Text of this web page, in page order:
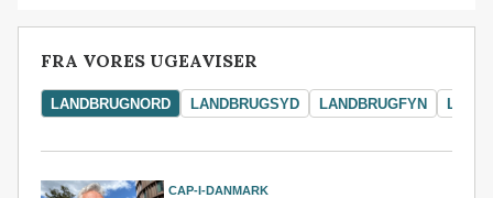
FRA VORES UGEAVISER
LANDBRUGNORD LANDBRUGSYD LANDBRUGFYN
CAP-I-DANMARK